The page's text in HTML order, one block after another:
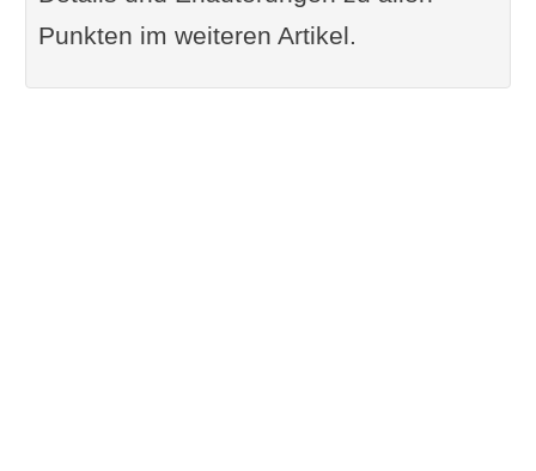
Punkten im weiteren Artikel.